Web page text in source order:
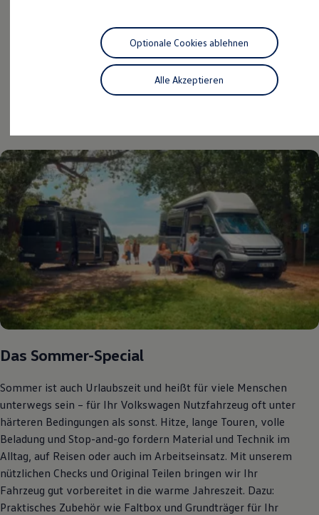
Ladezeitensimulator
Ladelösungen für Privatkunden
Ladelösungen für Gewerbekunden
Wallbox und Ladekabel
Bidirektionales Laden
Förderung & Kosten der Elektrofahrzeuge
Kostensimulator
Autonomes Fahren
Mehr zum ID. Buzz
Online Beratung
California Welt
California Club
California Magazin & Ratgeber
Vanlife
Ratgeber
Routen & Reisen
California Reisen & Erlebnisse
California App
California Lifestyle & Zubehör
Übernachten im California
Marke
Unternehmen
Karriere im Unternehmen
Karriere im Autohaus
Kunden
Gesellschaft
Events
Rückblick VW Bus Festival 2023
75 Jahre Bulli Jubiläum
Bulli Magazin
Fahrzeugabholung ab Werk
Uptime
Aktuelle Highlights
Das Sommer-Special
Sommer ist auch Urlaubszeit und heißt für viele Menschen
unterwegs sein – für Ihr Volkswagen Nutzfahrzeug oft unter
härteren Bedingungen als sonst. Hitze, lange Touren, volle
Beladung und Stop-and-go fordern Material und Technik im
Alltag, auf Reisen oder auch im Arbeitseinsatz. Mit unserem
nützlichen Checks und Original Teilen bringen wir Ihr
Fahrzeug gut vorbereitet in die warme Jahreszeit. Dazu:
Praktisches Zubehör wie Faltbox und Grundträger für Ihr
Alle Akzeptieren
Optionale Cookies ablehnen